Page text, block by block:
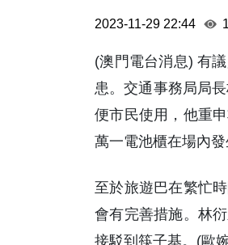
2023-11-29 22:44
(澳門電台消息) 有
患。交通事務局局
便市民使用，他重
萬一電池櫃在場內
至於旅遊巴在繁忙
會有完善措施。林
接駁到筷子基。(歐